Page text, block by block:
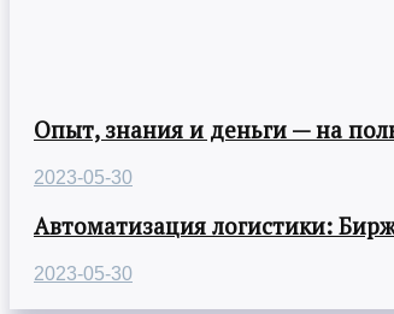
Опыт, знания и деньги — на
2023-05-30
Автоматизация логистики:
2023-05-30